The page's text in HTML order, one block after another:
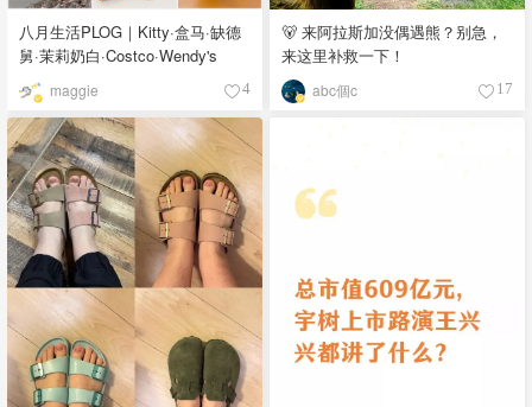
八月生活PLOG｜Kitty·盒马·缺德
舅·茉莉奶白·Costco·Wendy's
maggie 4
🐻 来阿拉斯加没偶遇熊？别急，
来这里补救一下！
abc個c 17